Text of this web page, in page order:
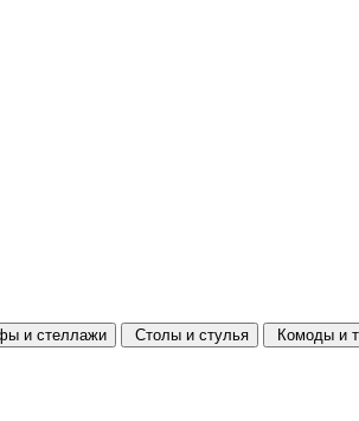
и стеллажи Столы и стулья Комоды и